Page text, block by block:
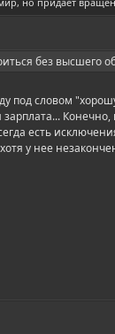
без высшего
под словом
есть
у нее